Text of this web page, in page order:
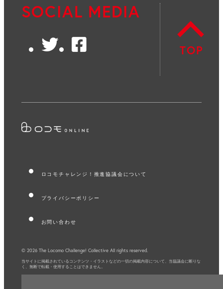
SOCIAL MEDIA
TwitterFacebook TOP
ロコモチャレンジ！推進協議会について
プライバシーポリシー
お問い合わせ
© 2026 The Locomo Challenge! Collective All rights reserved.
当サイトに掲載されているコンテンツ・イラストなどの一切の掲載内容について、
当協議会に断りな
く、無断で転載・使用することはできません。